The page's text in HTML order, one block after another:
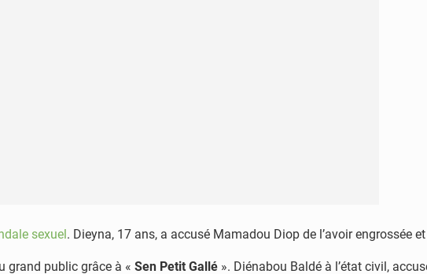
sexuel. Dieyna, 17 ans, a accusé Mamadou Diop de l’avoir engrossée
grand public grâce à « Sen Petit Gallé ». Diénabou Baldé à l’état civil,